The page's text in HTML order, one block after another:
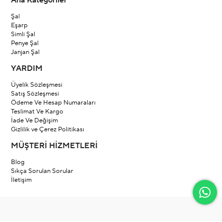
Şal
Eşarp
Simli Şal
Penye Şal
Janjan Şal
YARDIM
Üyelik Sözleşmesi
Satış Sözleşmesi
Ödeme Ve Hesap Numaraları
Teslimat Ve Kargo
İade Ve Değişim
Gizlilik ve Çerez Politikası
MÜŞTERİ HİZMETLERİ
Blog
Sıkça Sorulan Sorular
İletişim